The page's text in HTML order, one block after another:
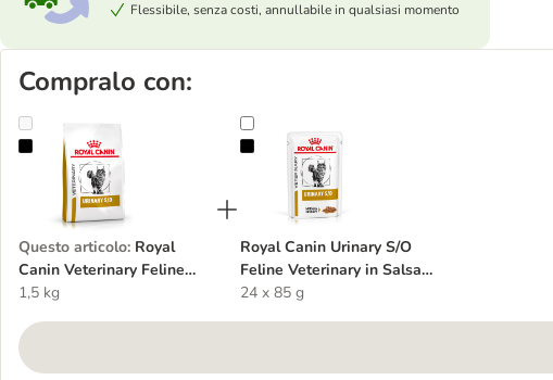
Flessibile, senza costi, annullabile in qualsiasi momento
Compralo con:
Royal Canin Veterinary Feline Urinary S/O Crocchette per gatto
Questo articolo: Royal
Canin Veterinary Feline
Urinary S/O Crocchette per
1,5 kg
Royal Canin Urinary S/O Feline Veterinary
Royal Canin Urinary S/O
Feline Veterinary in Salsa
umido per gatti
24 x 85 g